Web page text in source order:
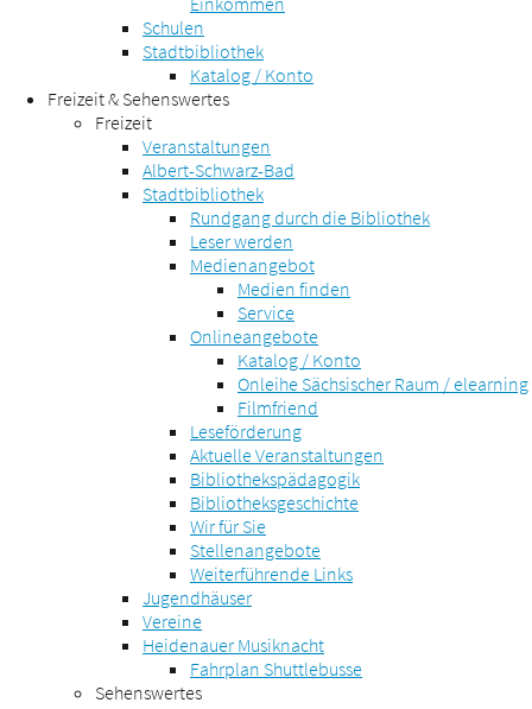
Schulen
Stadtbibliothek
Katalog / Konto
Freizeit & Sehenswertes
Freizeit
Veranstaltungen
Albert-Schwarz-Bad
Stadtbibliothek
Rundgang durch die Bibliothek
Leser werden
Medienangebot
Medien finden
Service
Onlineangebote
Katalog / Konto
Onleihe Sächsischer Raum / elearning
Filmfriend
Leseförderung
Aktuelle Veranstaltungen
Bibliothekspädagogik
Bibliotheksgeschichte
Wir für Sie
Stellenangebote
Weiterführende Links
Jugendhäuser
Vereine
Heidenauer Musiknacht
Fahrplan Shuttlebusse
Sehenswertes